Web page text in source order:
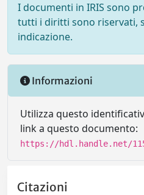
I documenti in IRIS sono
tutti i diritti sono riservati,
indicazione.
Informazioni
Utilizza questo
link a questo documento:
https://hdl.handle.net/
Citazioni